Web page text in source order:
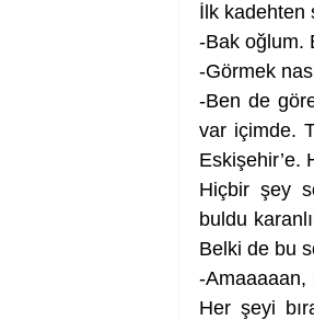
İlk kadehten
-Bak oğlum.
-Görmek
-Ben de
var içimde.
Eskişehir’e.
Hiçbir şey
buldu
Belki de bu
-Amaaaaan,
Her şeyi